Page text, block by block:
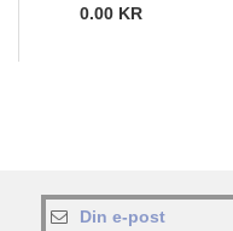
0.00 KR